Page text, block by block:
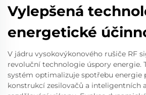
Vylepšená
energetické
V jádru vysokovýkonového rušiče RF
revoluční technologie úspory energie.
systém optimalizuje spotřebu energie
konstrukcí zesilovačů a inteligentních